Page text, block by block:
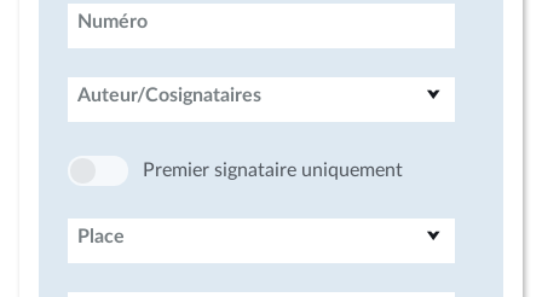
Numéro
Auteur/Cosignataires
Premier signataire uniquement
Place